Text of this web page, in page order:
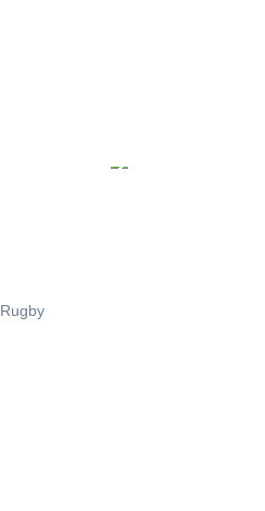
Rugby